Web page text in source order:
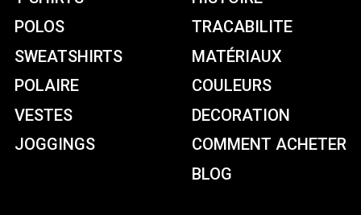
POLOS
SWEATSHIRTS
POLAIRE
VESTES
JOGGINGS
TRACABILITE
MATÉRIAUX
COULEURS
DECORATION
COMMENT ACHETER
BLOG